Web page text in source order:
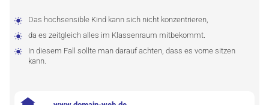
Das hochsensible Kind kann sich nicht konzentrieren,
da es zeitgleich alles im Klassenraum mitbekommt.
In diesem Fall sollte man darauf achten, dass es vorne sitzen
kann.